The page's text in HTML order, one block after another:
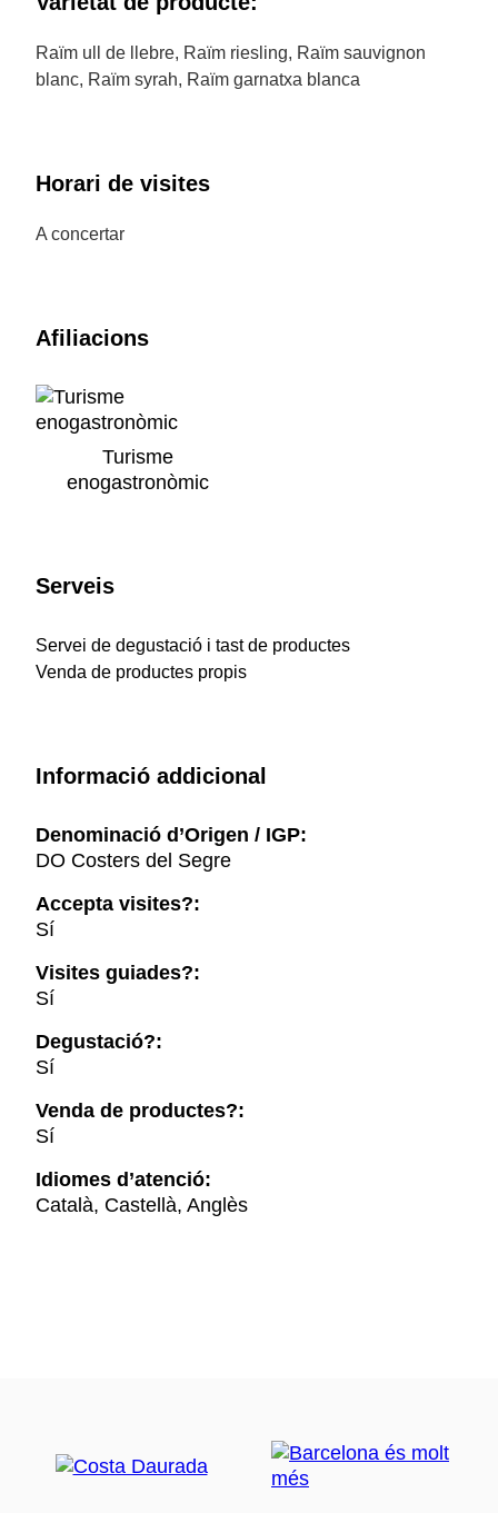
Raïm ull de llebre, Raïm riesling, Raïm sauvignon
blanc, Raïm syrah, Raïm garnatxa blanca
Horari de visites
A concertar
Afiliacions
Turisme
enogastronòmic
Serveis
Servei de degustació i tast de productes
Venda de productes propis
Informació addicional
Denominació d’Origen / IGP:
DO Costers del Segre
Accepta visites?:
Sí
Visites guiades?:
Sí
Degustació?:
Sí
Venda de productes?:
Sí
Idiomes d’atenció:
Català, Castellà, Anglès